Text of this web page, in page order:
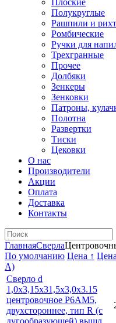
Плоские
Полукруглые
Рашпили и
Ромбические
Ручки для
Трехгранные
Прочее
Долбяки
Зенкеры
Зенковки
Патроны,
Полотна
Развертки
Тиски
Цековки
О нас
Производители
Акции
Оплата
Доставка
Контакты
ГлавнаяСверла
По умолчанию Цена ↑
A)
Сверло d
1,0х3,15х31,5х3,0х3.15
центровочное Р6АМ5,
двухстороннее, тип R (с
дугообразующей) вышл.